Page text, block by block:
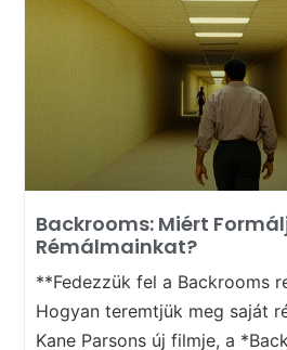
Backrooms: Miért
Rémálmainkat?
**Fedezzük fel a Backrooms
Hogyan teremtjük meg saját
Kane Parsons új filmje, a